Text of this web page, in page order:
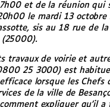
et de la réunion qui
le mardi 13 octobre
sis au 18 rue de la
(25000).
travaux de voirie et
25 3000) est
lorsque les Chefs
de la ville de
expliquer qu’il a